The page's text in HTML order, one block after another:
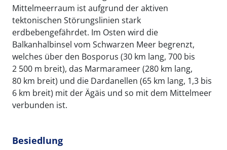
Mittelmeerraum ist aufgrund der aktiven
tektonischen Störungslinien stark
erdbebengefährdet. Im Osten wird die
Balkanhalbinsel vom Schwarzen Meer begrenzt,
welches über den Bosporus (30 km lang, 700 bis
2 500 m breit), das Marmarameer (280 km lang,
80 km breit) und die Dardanellen (65 km lang, 1,3 bis
6 km breit) mit der Ägäis und so mit dem Mittelmeer
verbunden ist.
Besiedlung